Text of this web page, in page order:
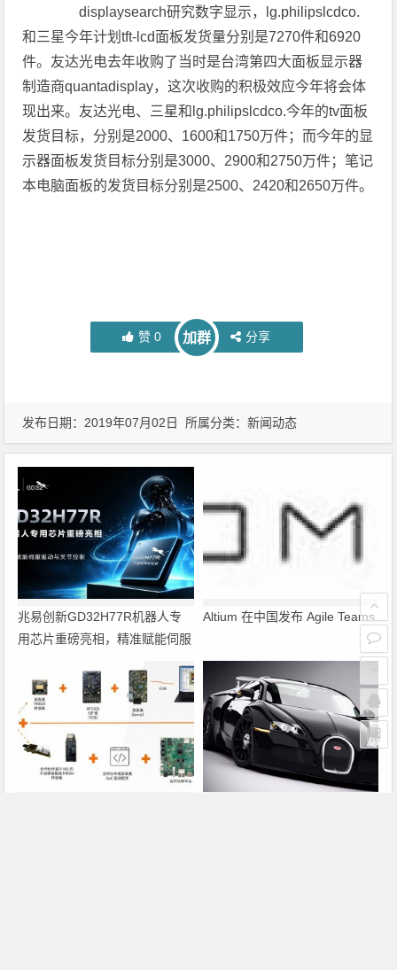
displaysearch研究数字显示，lg.philipslcdco.
和三星今年计划tft-lcd面板发货量分别是7270件和6920
件。友达光电去年收购了当时是台湾第四大面板显示器
制造商quantadisplay，这次收购的积极效应今年将会体
现出来。友达光电、三星和lg.philipslcdco.今年的tv面板
发货目标，分别是2000、1600和1750万件；而今年的显
示器面板发货目标分别是3000、2900和2750万件；笔记
本电脑面板的发货目标分别是2500、2420和2650万件。
赞 0 加群 分享
发布日期：2019年07月02日 所属分类：新闻动态
兆易创新GD32H77R机器人专
用芯片重磅亮相，精准赋能伺服
Altium 在中国发布 Agile Teams